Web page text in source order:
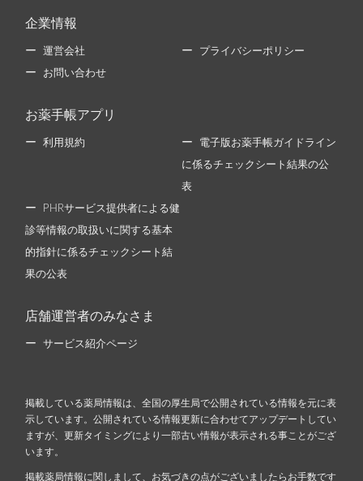
企業情報
運営会社 プライバシーポリシー
お問い合わせ
お薬手帳アプリ
利用規約 電子版お薬手帳ガイドライン
に係るチェックシート結果の公
表
PHRサービス提供者による健
診等情報の取扱いに関する基本
的指針に係るチェックシート結
果の公表
店舗運営者のみなさま
サービス紹介ページ
掲載している薬局情報は、全国の厚生局で公開されている情報を元に表
示しています。公開されている情報更新に合わせてアップデートしてい
ますが、更新タイミングにより一部古い情報が表示される事ことがござ
います。
掲載薬局情報に関しまして、お気づきの点がございましたらお手数です